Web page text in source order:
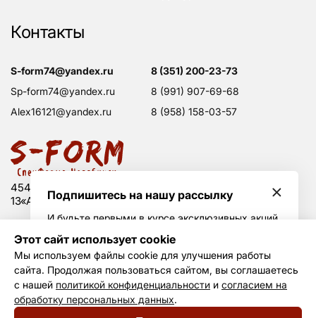
454008 Россия, г. Челябинск, Свердловский тракт,
13«А», оф. 203
Контакты
s-form74@yandex.ru
sp-form74@yandex.ru
alex16121@yandex.ru
8 (351) 200-23-73
8 (991) 907-69-68
8 (958) 158-03-57
© S-form, 2011—2026
Политика конфиденциальности
Согласие на обработку данных
Создание сайта — Не Агентство
Подпишитесь на нашу рассылку
И будьте первыми в курсе эксклюзивных акций
Я принимаю условияполитики
персональных данных.
Этот сайт использует cookie
Мы используем файлы cookie для улучшения работы
сайта. Продолжая пользоваться сайтом, вы соглашаетесь
с нашей политикой конфиденциальности и согласием на
обработку персональных данных.